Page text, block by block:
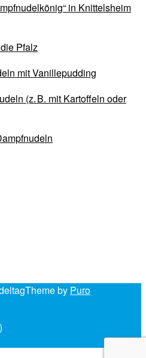
in Knittelsheim
Pfalz
mit Vanillepudding
(z. B. mit Kartoffeln oder
Theme by Puro